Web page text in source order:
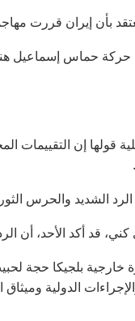
بأن إيران قررت
حركة حماس إسماعيل
قولها إن التقييمات
الشديد والحرس
كني، قد أكد
بلجيكا حجة
الدولية